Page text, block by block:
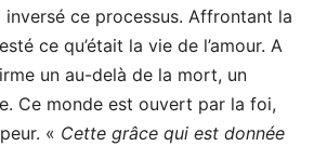
inversé ce processus. Affrontant la
ce qu’était la vie de l’amour. A
un au-delà de la mort, un
Ce monde est ouvert par la foi,
« Cette grâce qui est donnée